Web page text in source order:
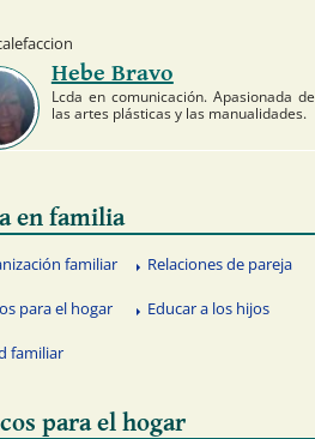
Hebe Bravo
Lcda en comunicación. Apasionada de
las artes plásticas y las manualidades.
en familia
familiar Relaciones de pareja
para el hogar Educar a los hijos
familiar
para el hogar